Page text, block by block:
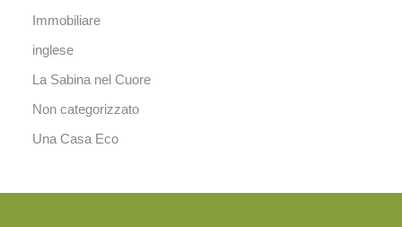
Immobiliare
inglese
La Sabina nel Cuore
Non categorizzato
Una Casa Eco